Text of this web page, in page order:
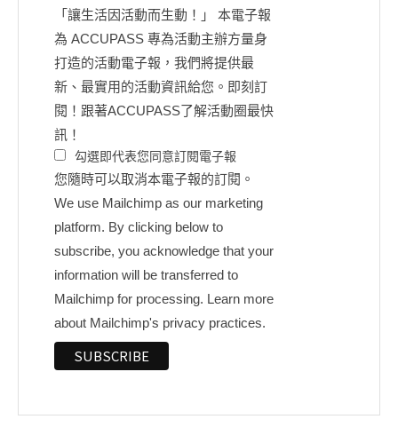
「讓生活因活動而生動！」 本電子報
為 ACCUPASS 專為活動主辦方量身
打造的活動電子報，我們將提供最
新、最實用的活動資訊給您。即刻訂
閱！跟著ACCUPASS了解活動圈最快
訊！
勾選即代表您同意訂閱電子報
您隨時可以取消本電子報的訂閱。
We use Mailchimp as our marketing
platform. By clicking below to
subscribe, you acknowledge that your
information will be transferred to
Mailchimp for processing. Learn more
about Mailchimp's privacy practices.